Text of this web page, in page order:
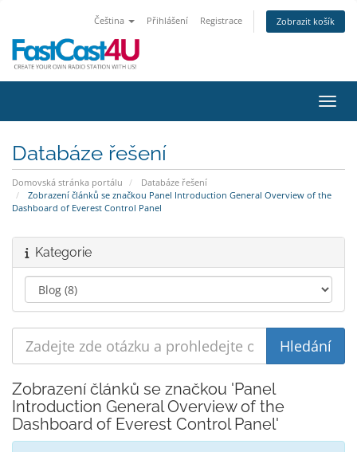
Čeština Přihlášení Registrace Zobrazit košík
Databáze řešení
Domovská stránka portálu
Databáze řešení
Zobrazení článků se značkou Panel Introduction General Overview of the
Dashboard of Everest Control Panel
Kategorie
Zobrazení článků se značkou 'Panel
Introduction General Overview of the
Dashboard of Everest Control Panel'